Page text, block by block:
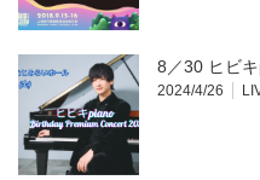
8／30 ヒビ
2024/4/26